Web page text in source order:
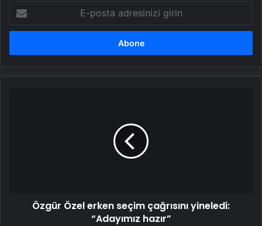
posta
adresinizi
Özgür Özel erken seçim çağrısını yineledi:
“Adayımız hazır”